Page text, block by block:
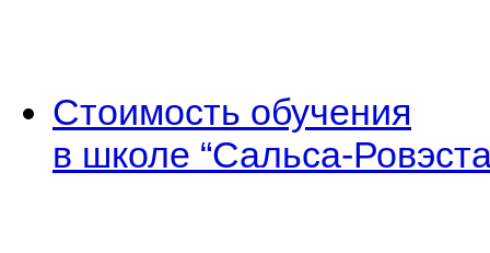
Стоимость обучения
в школе “Сальса-